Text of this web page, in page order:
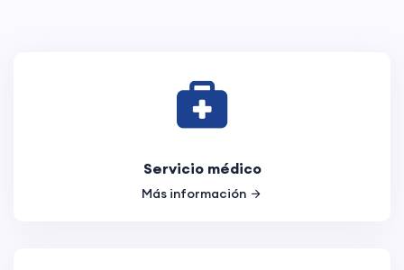
Servicio médico
Más información